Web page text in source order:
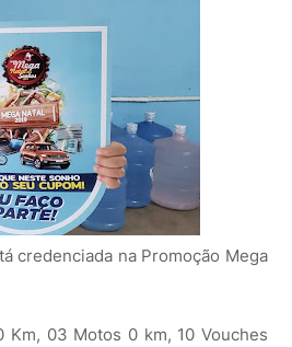
credenciada na Promoção Mega
03 Motos 0 km, 10 Vouches